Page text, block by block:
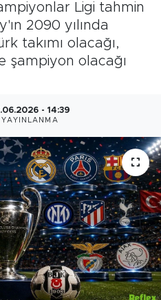
Ligi tahmin
2090 yılında
takımı olacağı,
şampiyon olacağı
- 14:39
YAYINLANMA